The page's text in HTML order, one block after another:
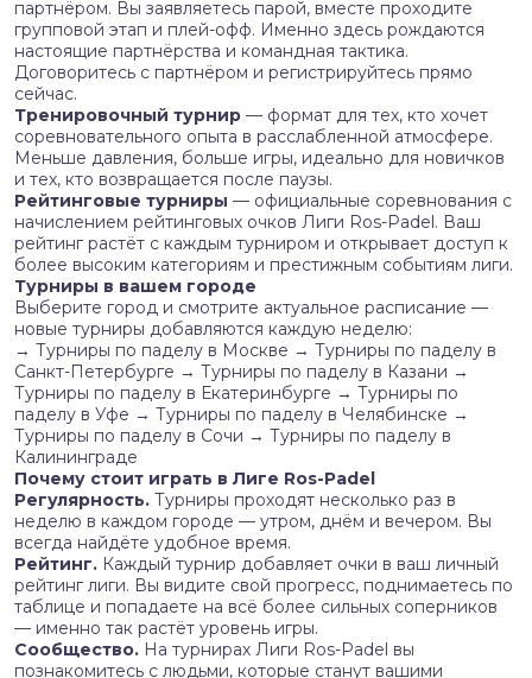
партнёром. Вы заявляетесь парой, вместе проходите
групповой этап и плей-офф. Именно здесь рождаются
настоящие партнёрства и командная тактика.
Договоритесь с партнёром и регистрируйтесь прямо
сейчас.
Тренировочный турнир — формат для тех, кто хочет
соревновательного опыта в расслабленной атмосфере.
Меньше давления, больше игры, идеально для новичков
и тех, кто возвращается после паузы.
Рейтинговые турниры — официальные соревнования с
начислением рейтинговых очков Лиги Ros-Padel. Ваш
рейтинг растёт с каждым турниром и открывает доступ к
более высоким категориям и престижным событиям лиги.
Турниры в вашем городе
Выберите город и смотрите актуальное расписание —
новые турниры добавляются каждую неделю:
→ Турниры по паделу в Москве → Турниры по паделу в
Санкт-Петербурге → Турниры по паделу в Казани →
Турниры по паделу в Екатеринбурге → Турниры по
паделу в Уфе → Турниры по паделу в Челябинске →
Турниры по паделу в Сочи → Турниры по паделу в
Калининграде
Почему стоит играть в Лиге Ros-Padel
Регулярность. Турниры проходят несколько раз в
неделю в каждом городе — утром, днём и вечером. Вы
всегда найдёте удобное время.
Рейтинг. Каждый турнир добавляет очки в ваш личный
рейтинг лиги. Вы видите свой прогресс, поднимаетесь по
таблице и попадаете на всё более сильных соперников
— именно так растёт уровень игры.
Сообщество. На турнирах Лиги Ros-Padel вы
познакомитесь с людьми, которые станут вашими